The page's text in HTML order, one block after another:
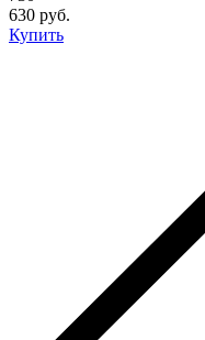
630 руб.
Купить